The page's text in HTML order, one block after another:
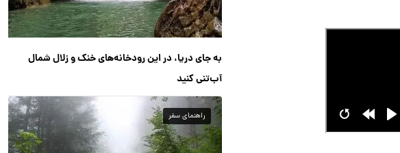
به جای دریا، در این رودخانه‌های خنک و زلال شمال
آب‌تنی کنید
راهنمای سفر